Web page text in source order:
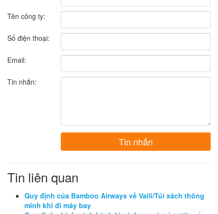
Tên công ty:
Số điện thoại:
Email:
Tin nhắn:
Tin nhắn
Tin liên quan
Quy định của Bamboo Airways về Vaili/Túi xách thông
minh khi đi máy bay